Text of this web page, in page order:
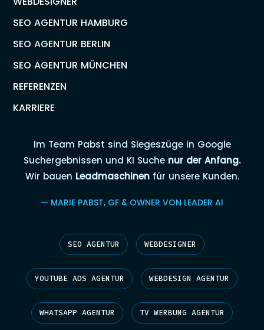
Im Team Pabst sind Siegeszüge in Google
Suchergebnissen und KI Suche
nur der Anfang.
SEO AGENTUR WEBDESIGNER
YOUTUBE ADS AGENTUR WEBDESIGN AGENTUR
WHATSAPP AGENTUR TV WERBUNG AGENTUR